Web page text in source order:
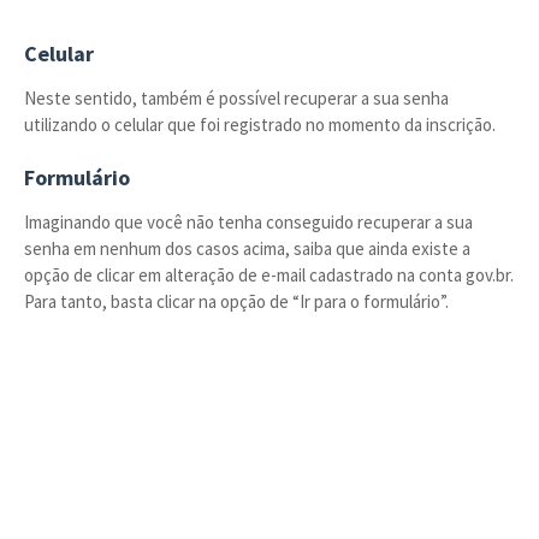
Celular
Neste sentido, também é possível recuperar a sua senha
utilizando o celular que foi registrado no momento da inscrição.
Formulário
Imaginando que você não tenha conseguido recuperar a sua
senha em nenhum dos casos acima, saiba que ainda existe a
opção de clicar em alteração de e-mail cadastrado na conta gov.br.
Para tanto, basta clicar na opção de “Ir para o formulário”.